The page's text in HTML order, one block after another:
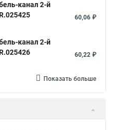
канал 2-й
60,06 ₽
канал 2-й
60,22 ₽
Показать больше